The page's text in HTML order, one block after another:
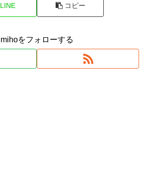
LINE コピー
mihoをフォローする